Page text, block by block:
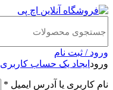
ورود / ثبت نام
ورود ایجاد یک حساب کاربری
نام کاربری یا آدرس ایمیل *